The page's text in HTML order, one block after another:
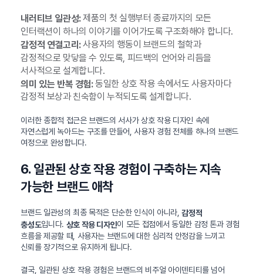
내러티브 일관성:제품의 첫 실행부터 종료까지의 모든
인터랙션이 하나의 이야기를 이어가도록 구조화해야 합니다.
감정적 연결고리:사용자의 행동이 브랜드의 철학과
감정적으로 맞닿을 수 있도록, 피드백의 언어와 리듬을
서사적으로 설계합니다.
의미 있는 반복 경험:동일한 상호 작용 속에서도 사용자마다
감정적 보상과 친숙함이 누적되도록 설계합니다.
이러한 종합적 접근은 브랜드의 서사가 상호 작용 디자인 속에
자연스럽게 녹아드는 구조를 만들어, 사용자 경험 전체를 하나의 브랜드
여정으로 완성합니다.
6. 일관된 상호 작용 경험이 구축하는 지속
가능한 브랜드 애착
브랜드 일관성의 최종 목적은 단순한 인식이 아니라,감정적
충성도입니다. 상호 작용 디자인이 모든 접점에서 동일한 감정 톤과 경험
흐름을 제공할 때, 사용자는 브랜드에 대한 심리적 안정감을 느끼고
신뢰를 장기적으로 유지하게 됩니다.
결국, 일관된 상호 작용 경험은 브랜드의 비주얼 아이덴티티를 넘어